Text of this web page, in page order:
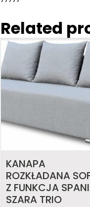
Related
KANAPA
ROZKŁADANA
Z FUNKCJA
SZARA TRIO